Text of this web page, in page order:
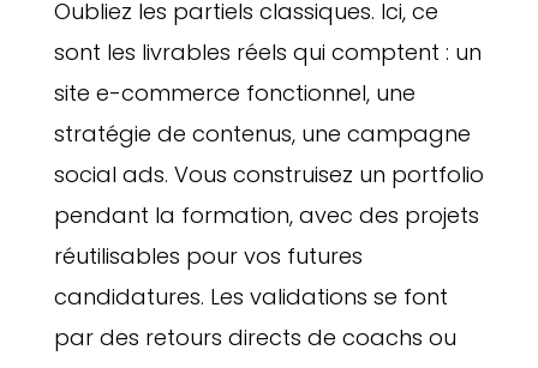
Oubliez les partiels classiques. Ici, ce
sont les livrables réels qui comptent : un
site e-commerce fonctionnel, une
stratégie de contenus, une campagne
social ads. Vous construisez un portfolio
pendant la formation, avec des projets
réutilisables pour vos futures
candidatures. Les validations se font
par des retours directs de coachs ou